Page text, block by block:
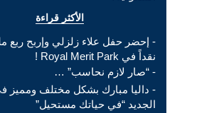
الأكثر قراءة
- إحضر حفل علاء زلزلي وإربح ربع
نقداً في Royal Merit Park !
- “صار لازم نحاسب” …
- داليا مبارك بشكل مختلف ومميز
الجديد “في حياتك مستحيل”